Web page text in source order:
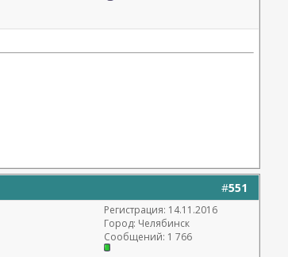
#551
Регистрация: 14.11.2016
Город: Челябинск
Сообщений: 1 766